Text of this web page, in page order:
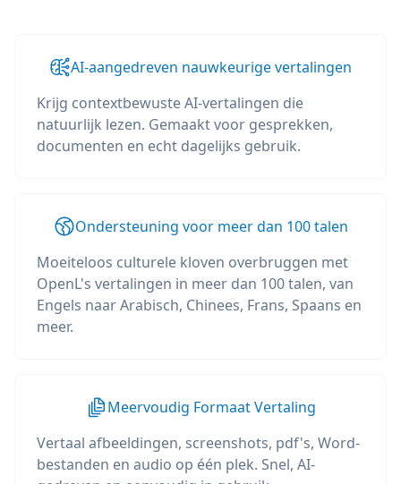
AI-aangedreven nauwkeurige vertalingen
Krijg contextbewuste AI-vertalingen die
natuurlijk lezen. Gemaakt voor gesprekken,
documenten en echt dagelijks gebruik.
Ondersteuning voor meer dan 100 talen
Moeiteloos culturele kloven overbruggen met
OpenL's vertalingen in meer dan 100 talen, van
Engels naar Arabisch, Chinees, Frans, Spaans en
meer.
Meervoudig Formaat Vertaling
Vertaal afbeeldingen, screenshots, pdf's, Word-
bestanden en audio op één plek. Snel, AI-